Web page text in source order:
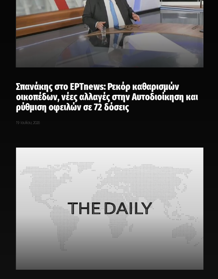
Σπανάκης στο ΕΡΤnews: Ρεκόρ καθαρισμών
οικοπέδων, νέες αλλαγές στην Αυτοδιοίκηση και
ρύθμιση οφειλών σε 72 δόσεις
19 Ιουλίου, 2026